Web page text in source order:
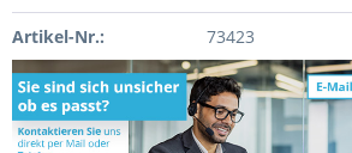
Artikel-Nr.: 73423